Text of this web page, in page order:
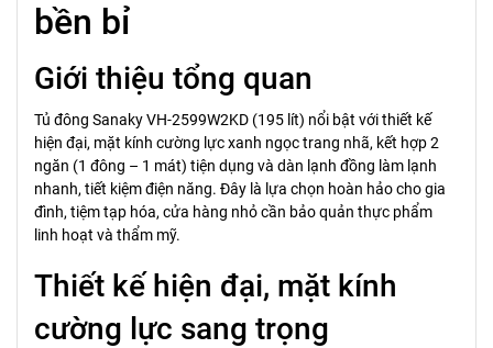
bền bỉ
Giới thiệu tổng quan
Tủ đông Sanaky VH-2599W2KD (195 lít) nổi bật với thiết kế
hiện đại, mặt kính cường lực xanh ngọc trang nhã, kết hợp 2
ngăn (1 đông – 1 mát) tiện dụng và dàn lạnh đồng làm lạnh
nhanh, tiết kiệm điện năng. Đây là lựa chọn hoàn hảo cho gia
đình, tiệm tạp hóa, cửa hàng nhỏ cần bảo quản thực phẩm
linh hoạt và thẩm mỹ.
Thiết kế hiện đại, mặt kính
cường lực sang trọng